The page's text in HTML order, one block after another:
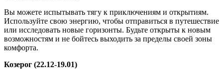
Вы можете испытывать тягу к приключениям и открытиям.
Используйте свою энергию, чтобы отправиться в путешествие
или исследовать новые горизонты. Будьте открыты к новым
возможностям и не бойтесь выходить за пределы своей зоны
комфорта.
Козерог (22.12-19.01)